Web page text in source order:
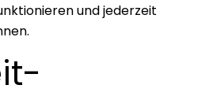
und jederzeit